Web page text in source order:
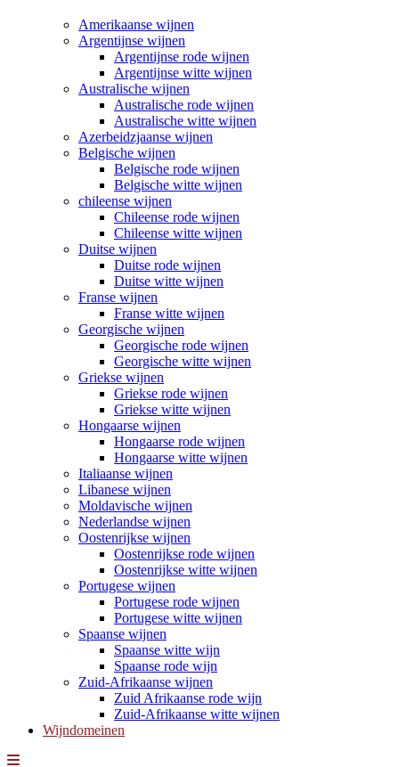
Amerikaanse wijnen
Argentijnse wijnen
Argentijnse rode wijnen
Argentijnse witte wijnen
Australische wijnen
Australische rode wijnen
Australische witte wijnen
Azerbeidzjaanse wijnen
Belgische wijnen
Belgische rode wijnen
Belgische witte wijnen
chileense wijnen
Chileense rode wijnen
Chileense witte wijnen
Duitse wijnen
Duitse rode wijnen
Duitse witte wijnen
Franse wijnen
Franse witte wijnen
Georgische wijnen
Georgische rode wijnen
Georgische witte wijnen
Griekse wijnen
Griekse rode wijnen
Griekse witte wijnen
Hongaarse wijnen
Hongaarse rode wijnen
Hongaarse witte wijnen
Italiaanse wijnen
Libanese wijnen
Moldavische wijnen
Nederlandse wijnen
Oostenrijkse wijnen
Oostenrijkse rode wijnen
Oostenrijkse witte wijnen
Portugese wijnen
Portugese rode wijnen
Portugese witte wijnen
Spaanse wijnen
Spaanse witte wijn
Spaanse rode wijn
Zuid-Afrikaanse wijnen
Zuid Afrikaanse rode wijn
Zuid-Afrikaanse witte wijnen
Wijndomeinen